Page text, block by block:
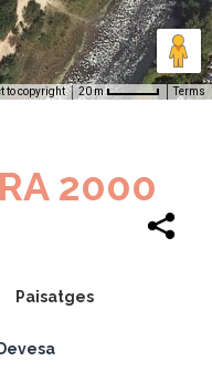
to copyright 20 m Terms
2000
Paisatges